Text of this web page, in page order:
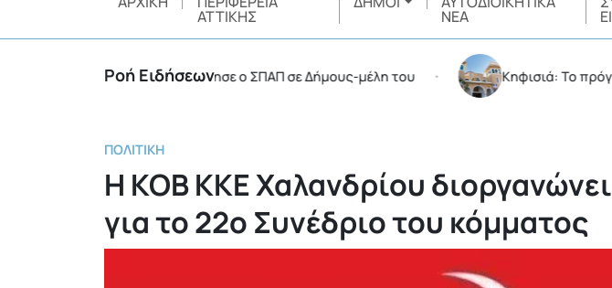
ΑΤΤΙΚΉΣ ΝΈΑ
Ροή Ειδήσεων
οχήματα 4Χ4 παραχώρησε ο ΣΠΑΠ σε Δήμους-μέλη του • Κηφισιά: Το
ΠΟΛΙΤΙΚΉ
Η ΚΟΒ ΚΚΕ Χαλανδρίου
για το 22ο Συνέδριο του κόμματος